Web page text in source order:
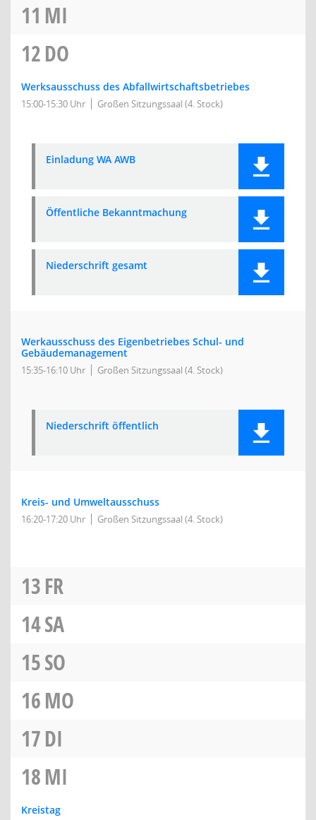
11 MI
12DO
Werksausschuss des Abfallwirtschaftsbetriebes
15:00-15:30 Uhr Großen Sitzungssaal (4. Stock)
Einladung WA AWB
Öffentliche Bekanntmachung
Niederschrift gesamt
Werkausschuss des Eigenbetriebes Schul- und
Gebäudemanagement
15:35-16:10 Uhr Großen Sitzungssaal (4. Stock)
Niederschrift öffentlich
Kreis- und Umweltausschuss
16:20-17:20 Uhr Großen Sitzungssaal (4. Stock)
13FR
14SA
15SO
16MO
17DI
18MI
Kreistag